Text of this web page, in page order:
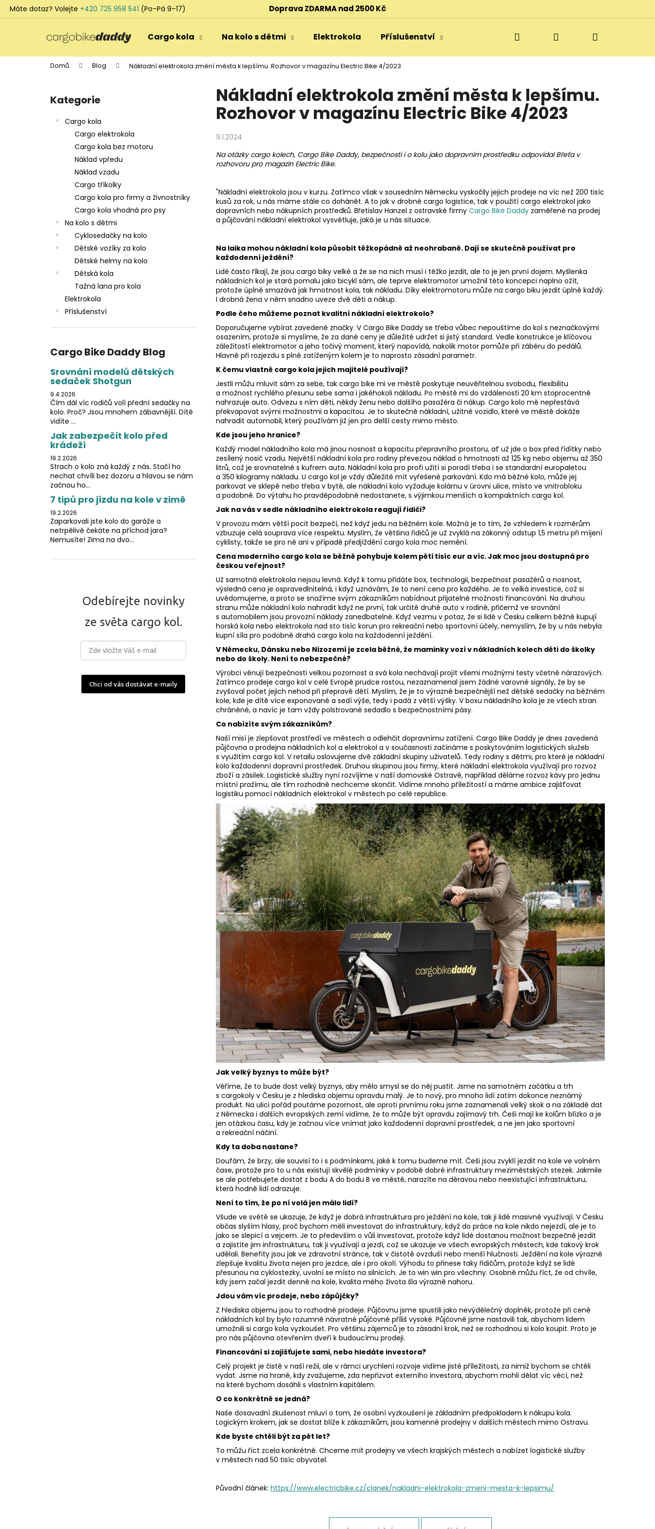
Máte dotaz? Volejte +420 725 958 541 (Po–Pá 9–17) Doprava ZDARMA nad 2500 Kč
Cargo kola Na kolo s dětmi Elektrokola Příslušenství Doprava a vratky Blog Kontakt
Přihlášení
Domů Blog Nákladní elektrokola změní města k lepšímu. Rozhovor v magazínu Electric Bike 4/2023
Přeskočit
kategorie
Kategorie
Cargo kola
Cargo elektrokola
Cargo kola bez motoru
Náklad vpředu
Náklad vzadu
Cargo tříkolky
Cargo kola pro firmy a živnostníky
Cargo kola vhodná pro psy
Na kolo s dětmi
Cyklosedačky na kolo
Dětské vozíky za kolo
Dětské helmy na kolo
Dětská kola
Tažná lana pro kola
Elektrokola
Příslušenství
Cargo Bike Daddy Blog
Srovnání modelů dětských
sedaček Shotgun
9.4.2026
Čím dál víc rodičů volí přední sedačky na
kolo. Proč? Jsou mnohem zábavnější. Dítě
vidíte ...
Jak zabezpečit kolo před
krádeží
19.2.2026
Strach o kolo zná každý z nás. Stačí ho
nechat chvíli bez dozoru a hlavou se nám
začnou ho...
7 tipů pro jízdu na kole v zimě
19.2.2026
Zaparkovali jste kolo do garáže a
netrpělivě čekáte na příchod jara?
Nemusíte! Zima na dvo...
Odebírejte novinky
ze světa cargo kol.
Chci od vás dostávat e-maily
Nákladní elektrokola změní města k lepšímu.
Rozhovor v magazínu Electric Bike 4/2023
9.1.2024
Na otázky cargo kolech, Cargo Bike Daddy, bezpečnosti i o kolu jako dopravním prostředku odpovídal Břeťa v
rozhovoru pro magazín Electric Bike.
"Nákladní elektrokola jsou v kurzu. Zatímco však v sousedním Německu vyskočily jejich prodeje na víc než 200 tisíc
kusů za rok, u nás máme stále co dohánět. A to jak v drobné cargo logistice, tak v použití cargo elektrokol jako
dopravních nebo nákupních prostředků. Břetislav Hanzel z ostravské firmy Cargo Bike Daddy zaměřené na prodej
a půjčování nákladní elektrokol vysvětluje, jaká je u nás situace.
Na laika mohou nákladní kola působit těžkopádně až neohrabaně. Dají se skutečně používat pro
každodenní ježdění?
Lidé často říkají, že jsou cargo biky velké a že se na nich musí i těžko jezdit, ale to je jen první dojem. Myšlenka
nákladních kol je stará pomalu jako bicykl sám, ale teprve elektromotor umožnil této koncepci naplno ožít,
protože úplně smazává jak hmotnost kola, tak nákladu. Díky elektromotoru může na cargo biku jezdit úplně každý.
I drobná žena v něm snadno uveze dvě děti a nákup.
Podle čeho můžeme poznat kvalitní nákladní elektrokolo?
Doporučujeme vybírat zavedené značky. V Cargo Bike Daddy se třeba vůbec nepouštíme do kol s neznačkovými
osazením, protože si myslíme, že za dané ceny je důležité udržet si jistý standard. Vedle konstrukce je klíčovou
záležitostí elektromotor a jeho točivý moment, který napovídá, nakolik motor pomůže při záběru do pedálů.
Hlavně při rozjezdu s plně zatíženým kolem je to naprosto zásadní parametr.
K čemu vlastně cargo kola jejich majitelé používají?
Jestli můžu mluvit sám za sebe, tak cargo bike mi ve městě poskytuje neuvěřitelnou svobodu, flexibilitu
a možnost rychlého přesunu sebe sama i jakéhokoli nákladu. Po městě mi do vzdálenosti 20 km stoprocentně
nahrazuje auto. Odvezu s ním děti, někdy ženu nebo dalšího pasažéra či nákup. Cargo kolo mě nepřestává
překvapovat svými možnostmi a kapacitou. Je to skutečně nákladní, užitné vozidlo, které ve městě dokáže
nahradit automobil, který používám již jen pro delší cesty mimo město.
Kde jsou jeho hranice?
Každý model nákladního kola má jinou nosnost a kapacitu přepravního prostoru, ať už jde o box před řídítky nebo
zesílený nosič vzadu. Největší nákladní kola pro rodiny převezou náklad o hmotnosti až 125 kg nebo objemu až 350
litrů, což je srovnatelné s kufrem auta. Nákladní kola pro profi užití si poradí třeba i se standardní europaletou
a 350 kilogramy nákladu. U cargo kol je vždy důležité mít vyřešené parkování. Kdo má běžné kolo, může jej
parkovat ve sklepě nebo třeba v bytě, ale nákladní kolo vyžaduje kolárnu v úrovni ulice, místo ve vnitrobloku
a podobně. Do výtahu ho pravděpodobně nedostanete, s výjimkou menších a kompaktních cargo kol.
Jak na vás v sedle nákladního elektrokola reagují řidiči?
V provozu mám větší pocit bezpečí, než když jedu na běžném kole. Možná je to tím, že vzhledem k rozměrům
vzbuzuje celá souprava více respektu. Myslím, že většina řidičů je už zvyklá na zákonný odstup 1,5 metru při míjení
cyklisty, takže se pro ně ani v případě předjíždění cargo kola moc nemění.
Cena moderního cargo kola se běžně pohybuje kolem pěti tisíc eur a víc. Jak moc jsou dostupná pro
českou veřejnost?
Už samotná elektrokola nejsou levná. Když k tomu přidáte box, technologii, bezpečnost pasažérů a nosnost,
výsledná cena je ospravedlnitelná, i když uznávám, že to není cena pro každého. Je to velká investice, což si
uvědomujeme, a proto se snažíme svým zákazníkům nabídnout přijatelné možnosti financování. Na druhou
stranu může nákladní kolo nahradit když ne první, tak určitě druhé auto v rodině, přičemž ve srovnání
s automobilem jsou provozní náklady zanedbatelné. Když vezmu v potaz, že si lidé v Česku celkem běžně kupují
horská kola nebo elektrokola nad sto tisíc korun pro rekreační nebo sportovní účely, nemyslím, že by u nás nebyla
kupní síla pro podobně drahá cargo kola na každodenní ježdění.
V Německu, Dánsku nebo Nizozemí je zcela běžné, že maminky vozí v nákladních kolech děti do školky
nebo do školy. Není to nebezpečné?
Výrobci věnují bezpečnosti velkou pozornost a svá kola nechávají projít všemi možnými testy včetně nárazových.
Zatímco prodeje cargo kol v celé Evropě prudce rostou, nezaznamenal jsem žádné varovné signály, že by se
zvyšoval počet jejich nehod při přepravě dětí. Myslím, že je to výrazně bezpečnější než dětské sedačky na běžném
kole, kde je dítě více exponované a sedí výše, tedy i padá z větší výšky. V boxu nákladního kola je ze všech stran
chráněné, a navíc je tam vždy polstrované sedadlo s bezpečnostními pásy.
Co nabízíte svým zákazníkům?
Naší misí je zlepšovat prostředí ve městech a odlehčit dopravnímu zatížení. Cargo Bike Daddy je dnes zavedená
půjčovna a prodejna nákladních kol a elektrokol a v současnosti začínáme s poskytováním logistických služeb
s využitím cargo kol. V retailu oslovujeme dvě základní skupiny uživatelů. Tedy rodiny s dětmi, pro které je nákladní
kolo každodenní dopravní prostředek. Druhou skupinou jsou firmy, které nákladní elektrokola využívají pro rozvoz
zboží a zásilek. Logistické služby nyní rozvíjíme v naší domovské Ostravě, například děláme rozvoz kávy pro jednu
místní pražírnu, ale tím rozhodně nechceme skončit. Vidíme mnoho příležitostí a máme ambice zajišťovat
logistiku pomocí nákladních elektrokol v městech po celé republice.
Jak velký byznys to může být?
Věříme, že to bude dost velký byznys, aby mělo smysl se do něj pustit. Jsme na samotném začátku a trh
s cargokoly v Česku je z hlediska objemu opravdu malý. Je to nový, pro mnoho lidí zatím dokonce neznámý
produkt. Na ulici pořád poutáme pozornost, ale oproti prvnímu roku jsme zaznamenali velký skok a na základě dat
z Německa i dalších evropských zemí vidíme, že to může být opravdu zajímavý trh. Češi mají ke kolům blízko a je
jen otázkou času, kdy je začnou více vnímat jako každodenní dopravní prostředek, a ne jen jako sportovní
a rekreační náčiní.
Kdy ta doba nastane?
Doufám, že brzy, ale souvisí to i s podmínkami, jaké k tomu budeme mít. Češi jsou zvyklí jezdit na kole ve volném
čase, protože pro to u nás existují skvělé podmínky v podobě dobré infrastruktury meziměstských stezek. Jakmile
se ale potřebujete dostat z bodu A do bodu B ve městě, narazíte na děravou nebo neexistující infrastrukturu,
která hodně lidí odrazuje.
Není to tím, že po ní volá jen málo lidí?
Všude ve světě se ukazuje, že když je dobrá infrastruktura pro ježdění na kole, tak ji lidé masivně využívají. V Česku
občas slyším hlasy, proč bychom měli investovat do infrastruktury, když do práce na kole nikdo nejezdí, ale je to
jako se slepicí a vejcem. Je to především o vůli investovat, protože když lidé dostanou možnost bezpečně jezdit
a zajistíte jim infrastrukturu, tak ji využívají a jezdí, což se ukazuje ve všech evropských městech, kde takový krok
udělali. Benefity jsou jak ve zdravotní stránce, tak v čistotě ovzduší nebo menší hlučnosti. Ježdění na kole výrazně
zlepšuje kvalitu života nejen pro jezdce, ale i pro okolí. Výhodu to přinese taky řidičům, protože když se lidé
přesunou na cyklostezky, uvolní se místo na silnicích. Je to win win pro všechny. Osobně můžu říct, že od chvíle,
kdy jsem začal jezdit denně na kole, kvalita mého života šla výrazně nahoru.
Jdou vám víc prodeje, nebo zápůjčky?
Z hlediska objemu jsou to rozhodně prodeje. Půjčovnu jsme spustili jako nevýdělečný doplněk, protože při ceně
nákladních kol by bylo rozumně návratné půjčovné příliš vysoké. Půjčovné jsme nastavili tak, abychom lidem
umožnili si cargo kola vyzkoušet. Pro většinu zájemců je to zásadní krok, než se rozhodnou si kolo koupit. Proto je
pro nás půjčovna otevřením dveří k budoucímu prodeji.
Financování si zajišťujete sami, nebo hledáte investora?
Celý projekt je čistě v naší režii, ale v rámci urychlení rozvoje vidíme jisté příležitosti, za nimiž bychom se chtěli
vydat. Jsme na hraně, kdy zvažujeme, zda nepřizvat externího investora, abychom mohli dělat víc věcí, než
na které bychom dosáhli s vlastním kapitálem.
O co konkrétně se jedná?
Naše dosavadní zkušenost mluví o tom, že osobní vyzkoušení je základním předpokladem k nákupu kola.
Logickým krokem, jak se dostat blíže k zákazníkům, jsou kamenné prodejny v dalších městech mimo Ostravu.
Kde byste chtěli být za pět let?
To můžu říct zcela konkrétně. Chceme mít prodejny ve všech krajských městech a nabízet logistické služby
v městech nad 50 tisíc obyvatel.
Původní článek: https://www.electricbike.cz/clanek/nakladni-elektrokola-zmeni-mesta-k-lepsimu/
k Co potřebujete najít?
HLEDAT